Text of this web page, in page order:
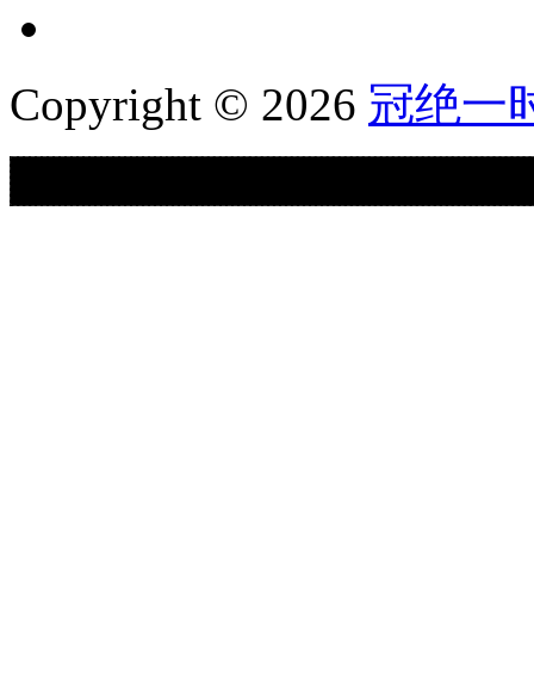
Copyright © 2026 冠绝一